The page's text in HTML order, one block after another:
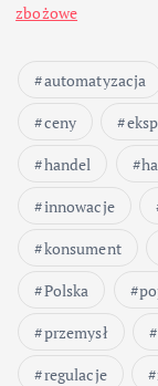
zbożowe
automatyzacja
ceny
handel
innowacje
konsument
Polska
przemysł
regulacje